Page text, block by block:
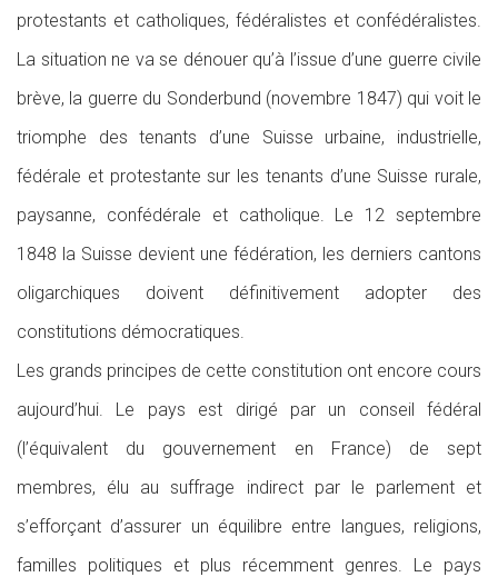
protestants et catholiques, fédéralistes et confédéralistes.
La situation ne va se dénouer qu’à l’issue d’une guerre civile
brève, la guerre du Sonderbund (novembre 1847) qui voit le
triomphe des tenants d’une Suisse urbaine, industrielle,
fédérale et protestante sur les tenants d’une Suisse rurale,
paysanne, confédérale et catholique. Le 12 septembre
1848 la Suisse devient une fédération, les derniers cantons
oligarchiques doivent définitivement adopter des
constitutions démocratiques.
Les grands principes de cette constitution ont encore cours
aujourd’hui. Le pays est dirigé par un conseil fédéral
(l’équivalent du gouvernement en France) de sept
membres, élu au suffrage indirect par le parlement et
s’efforçant d’assurer un équilibre entre langues, religions,
familles politiques et plus récemment genres. Le pays